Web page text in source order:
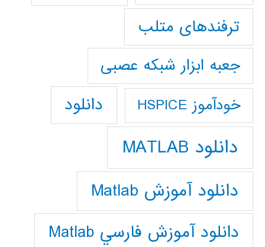
ترفندهای متلب
جعبه ابزار شبکه عصبی
خودآموز HSPICE دانلود
دانلود MATLAB
دانلود آموزش Matlab
دانلود آموزش فارسي Matlab